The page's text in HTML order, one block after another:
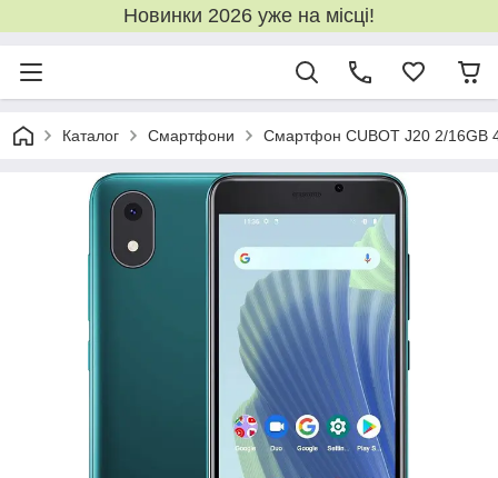
Новинки 2026 уже на місці!
Каталог Смартфони Смартфон CUBOT J20 2/16GB